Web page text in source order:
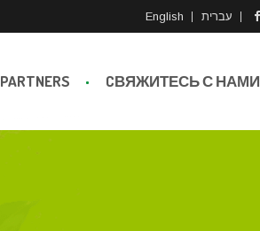
English עברית
PARTNERS CВЯЖИТЕСЬ С НАМИ